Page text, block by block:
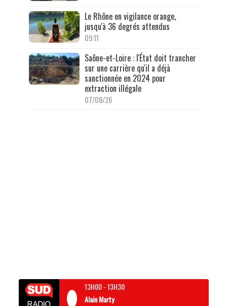
Le Rhône en vigilance orange,
jusqu'à 36 degrés attendus
09:11
Saône-et-Loire : l'État doit trancher
sur une carrière qu'il a déjà
sanctionnée en 2024 pour
extraction illégale
07/08/26
13H00-13H30
Alain Marty